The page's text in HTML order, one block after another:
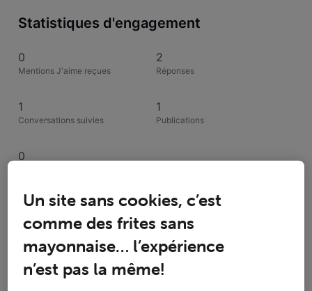
Statistiques d'engagement
0
Mentions J'aime reçues
2
Réponses
1
Conversations suivies
1
Publications
0
Activités de Pascale RAMET
Toutesles activités
Selected
Un site sans cookies, c’est
comme des frites sans
mayonnaise… l’expérience
n’est pas la même!